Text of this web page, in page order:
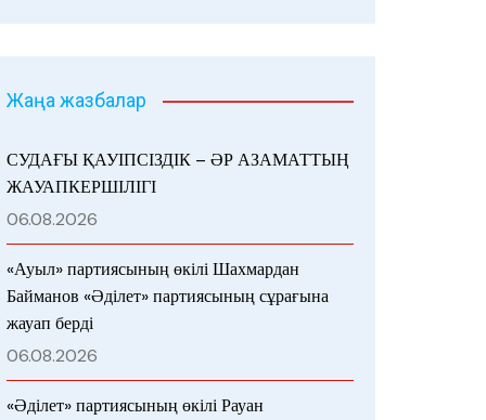
Жаңа жазбалар
СУДАҒЫ ҚАУІПСІЗДІК – ӘР АЗАМАТТЫҢ
ЖАУАПКЕРШІЛІГІ
06.08.2026
«Ауыл» партиясының өкілі Шахмардан
Байманов «Әділет» партиясының сұрағына
жауап берді
06.08.2026
«Әділет» партиясының өкілі Рауан